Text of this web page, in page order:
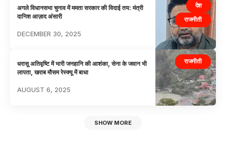
देश
राजनीती
अगले विधानसभा चुनाव में ममता सरकार की विदाई तय: मंत्री
दानिश आज़ाद अंसारी
DECEMBER 30, 2025
राजनीती
धरासू अतिवृष्टि में भारी जनहानि की आशंका, सेना के जवान भी
लापता, खराब मौसम रेस्क्यू में बाधा
AUGUST 6, 2025
SHOW MORE